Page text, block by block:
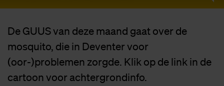
De GUUS van deze maand gaat over de
mosquito, die in Deventer voor
(oor-)problemen zorgde. Klik op de link in de
cartoon voor achtergrondinfo.